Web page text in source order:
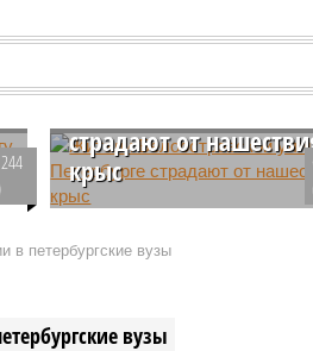
Жители
страдают от
крыс
Жители Белоостровской
серьезной проблемой — на их
поделились кадрами, на
в петербургские вузы
вузы